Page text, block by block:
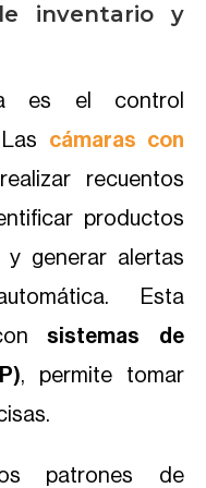
inventario y
es el control
cámaras con
recuentos
productos
y generar alertas
Esta
consistemas de
, permite tomar
patrones de